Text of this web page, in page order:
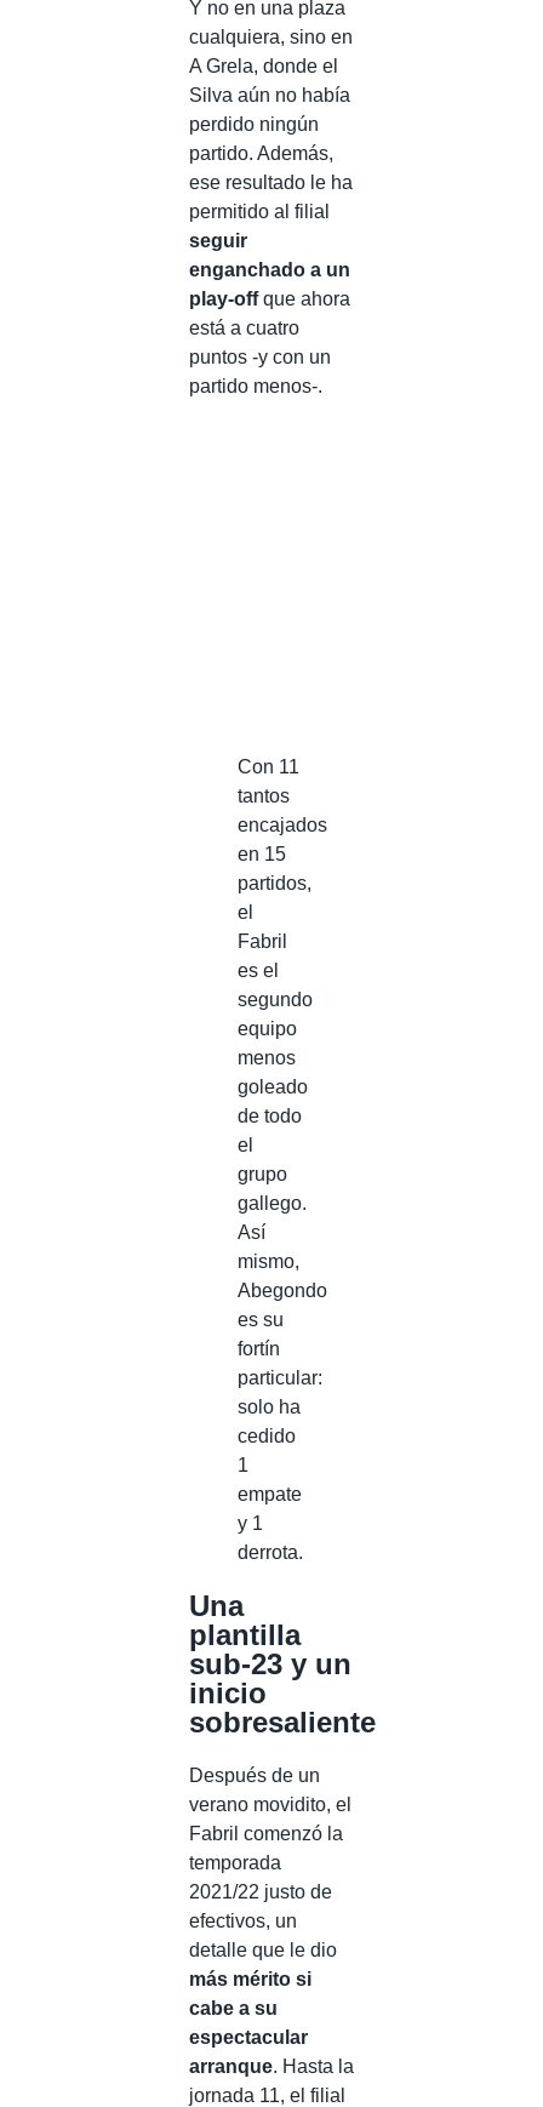
Y no en una plaza
cualquiera, sino en
A Grela, donde el
Silva aún no había
perdido ningún
partido. Además,
ese resultado le ha
permitido al filial
seguir
enganchado a un
play-offque ahora
está a cuatro
puntos -y con un
partido menos-.
Con 11
tantos
encajados
en 15
partidos,
el
Fabril
es el
segundo
equipo
menos
goleado
de todo
el
grupo
gallego.
Así
mismo,
Abegondo
es su
fortín
particular:
solo ha
cedido
1
empate
y 1
derrota.
Una
plantilla
sub-23 y un
inicio
sobresaliente
Después de un
verano movidito, el
Fabril comenzó la
temporada
2021/22 justo de
efectivos, un
detalle que le dio
más mérito si
cabe a su
espectacular
arranque. Hasta la
jornada 11, el filial